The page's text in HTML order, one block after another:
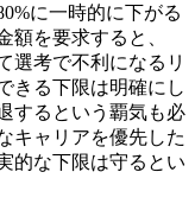
に一時的に下がる
額を要求すると、
選考で不利になるリ
きる下限は明確にし
するという覇気も必
キャリアを優先した
的な下限は守るとい